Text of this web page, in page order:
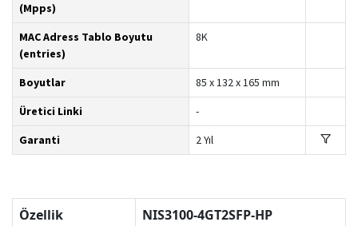
(Mpps)
MAC Adress Tablo Boyutu
(entries)
8K
Boyutlar
85 x 132 x 165 mm
Üretici Linki
-
Garanti
2 Yıl